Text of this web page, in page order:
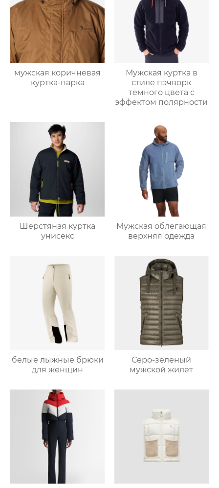
мужская коричневая
куртка-парка
Мужская куртка в
стиле пэчворк
темного цвета с
эффектом полярности
Шерстяная куртка
унисекс
Мужская облегающая
верхняя одежда
белые лыжные брюки
для женщин
Серо-зеленый
мужской жилет